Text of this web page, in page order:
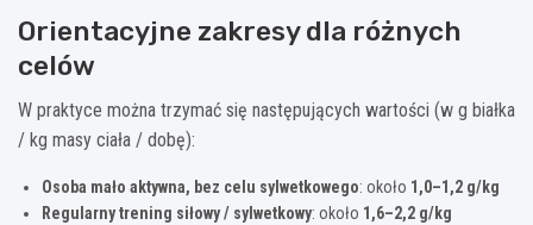
Orientacyjne zakresy dla różnych
celów
W praktyce można trzymać się następujących wartości (w g białka
/ kg masy ciała / dobę):
Osoba mało aktywna, bez celu sylwetkowego: około 1,0–1,2 g/kg
Regularny trening siłowy / sylwetkowy: około 1,6–2,2 g/kg